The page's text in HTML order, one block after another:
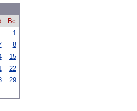
Вс
1
8
15
22
29